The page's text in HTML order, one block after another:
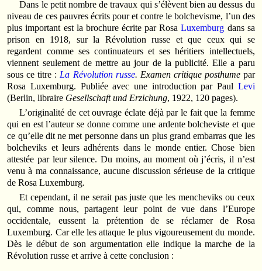
Dans le petit nombre de travaux qui s’élèvent bien au dessus du
niveau de ces pauvres écrits pour et contre le bolchevisme, l’un des
plus important est la brochure écrite par RosaLuxemburg dans sa
prison en 1918, sur la Révolution russe et que ceux qui se
regardent comme ses continuateurs et ses héritiers intellectuels,
viennent seulement de mettre au jour de la publicité. Elle a paru
sous ce titre : La Révolution russe. Examen critique posthumepar
Rosa Luxemburg. Publiée avec une introduction par Paul Levi
(Berlin, libraire Gesellschaft und Erzichung, 1922, 120 pages).
L’originalité de cet ouvrage éclate déjà par le fait que la femme
qui en est l’auteur se donne comme une ardente bolcheviste et que
ce qu’elle dit ne met personne dans un plus grand embarras que les
bolcheviks et leurs adhérents dans le monde entier. Chose bien
attestée par leur silence. Du moins, au moment où j’écris, il n’est
venu à ma connaissance, aucune discussion sérieuse de la critique
de Rosa Luxemburg.
Et cependant, il ne serait pas juste que les mencheviks ou ceux
qui, comme nous, partagent leur point de vue dans l’Europe
occidentale, eussent la prétention de se réclamer de Rosa
Luxemburg. Car elle les attaque le plus vigoureusement du monde.
Dès le début de son argumentation elle indique la marche de la
Révolution russe et arrive à cette conclusion :